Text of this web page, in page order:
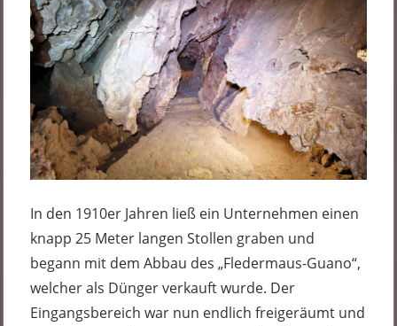
In den 1910er Jahren ließ ein Unternehmen einen
knapp 25 Meter langen Stollen graben und
begann mit dem Abbau des „Fledermaus-Guano“,
welcher als Dünger verkauft wurde. Der
Eingangsbereich war nun endlich freigeräumt und